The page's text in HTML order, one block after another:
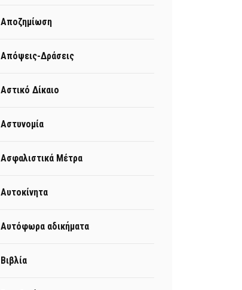
Αποζημίωση
Απόψεις-Δράσεις
Αστικό Δίκαιο
Αστυνομία
Ασφαλιστικά Μέτρα
Αυτοκίνητα
Αυτόφωρα αδικήματα
Βιβλία